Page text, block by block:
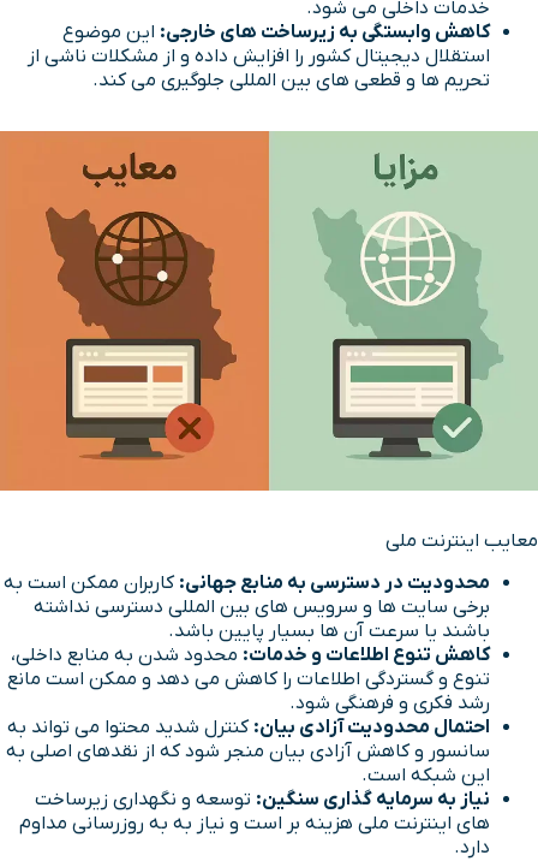
خدمات داخلی می شود.
کاهش وابستگی به زیرساخت های خارجی: این موضوع
استقلال دیجیتال کشور را افزایش داده و از مشکلات ناشی از
تحریم ها و قطعی های بین المللی جلوگیری می کند.
معایب اینترنت ملی
محدودیت در دسترسی به منابع جهانی: کاربران ممکن است به
برخی سایت ها و سرویس های بین المللی دسترسی نداشته
باشند یا سرعت آن ها بسیار پایین باشد.
کاهش تنوع اطلاعات و خدمات: محدود شدن به منابع داخلی،
تنوع و گستردگی اطلاعات را کاهش می دهد و ممکن است مانع
رشد فکری و فرهنگی شود.
احتمال محدودیت آزادی بیان: کنترل شدید محتوا می تواند به
سانسور و کاهش آزادی بیان منجر شود که از نقدهای اصلی به
این شبکه است.
نیاز به سرمایه گذاری سنگین: توسعه و نگهداری زیرساخت
های اینترنت ملی هزینه بر است و نیاز به به روزرسانی مداوم
دارد.